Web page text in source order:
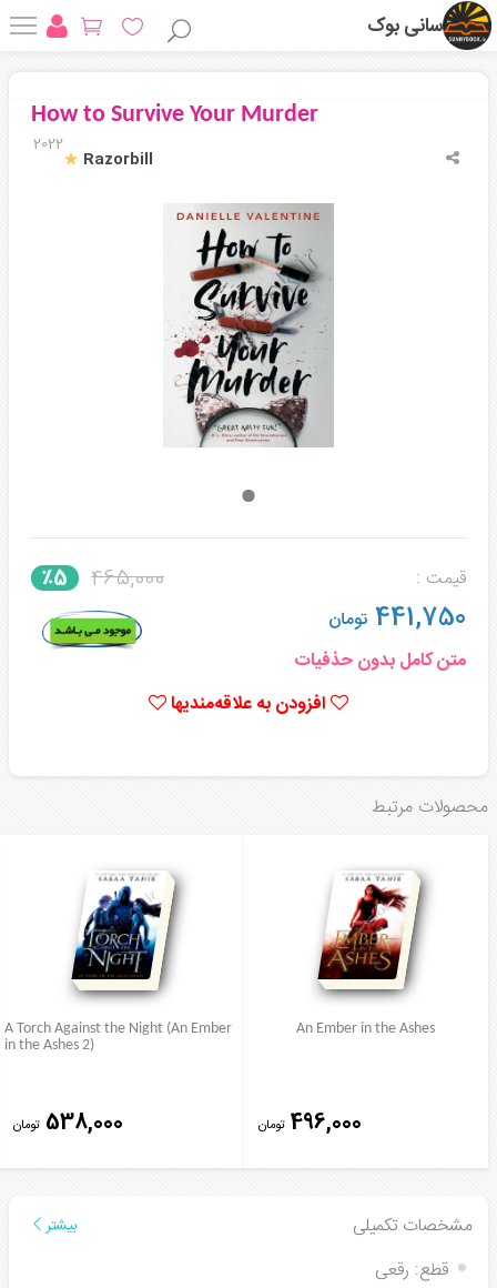
سانی بوک
How to Survive Your Murder
2022
Razorbill
قیمت : 465,000 ٪5
441,750 تومان
متن کامل بدون حذفیات
افزودن به علاقه‌مندیها
محصولات مرتبط
An Ember in the Ashes
496,000 تومان
A Torch Against the Night (An Ember
in the Ashes 2)
538,000 تومان
مشخصات تکمیلی بیشتر
قطع: رقعی